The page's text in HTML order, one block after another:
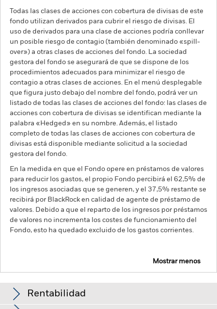
Todas las clases de acciones con cobertura de divisas de este
fondo utilizan derivados para cubrir el riesgo de divisas. El
uso de derivados para una clase de acciones podría conllevar
un posible riesgo de contagio (también denominado «spill-
over») a otras clases de acciones del fondo. La sociedad
gestora del fondo se asegurará de que se dispone de los
procedimientos adecuados para minimizar el riesgo de
contagio a otras clases de acciones. En el menú desplegable
que figura justo debajo del nombre del fondo, podrá ver un
listado de todas las clases de acciones del fondo: las clases de
acciones con cobertura de divisas se identifican mediante la
palabra «Hedged» en su nombre. Además, el listado
completo de todas las clases de acciones con cobertura de
divisas está disponible mediante solicitud a la sociedad
gestora del fondo.
En la medida en que el Fondo opere en préstamos de valores
para reducir los gastos, el propio Fondo percibirá el 62,5% de
los ingresos asociadas que se generen, y el 37,5% restante se
recibirá por BlackRock en calidad de agente de préstamo de
valores. Debido a que el reparto de los ingresos por préstamos
de valores no incrementa los costes de funcionamiento del
Fondo, esto ha quedado excluido de los gastos corrientes.
Mostrar menos
2027
Rentabilidad